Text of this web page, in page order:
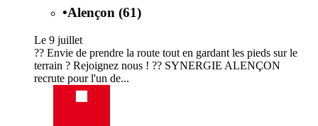
•Alençon (61)
Le 9 juillet
?? Envie de prendre la route tout en gardant les pieds sur le
terrain ? Rejoignez nous ! ?? SYNERGIE ALENÇON
recrute pour l'un de...